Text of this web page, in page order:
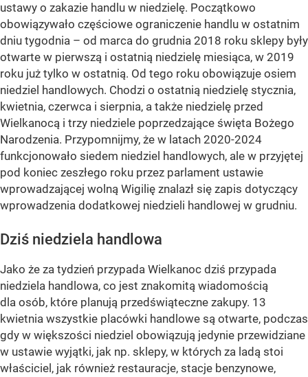
ustawy o zakazie handlu w niedzielę. Początkowo
obowiązywało częściowe ograniczenie handlu w ostatnim
dniu tygodnia – od marca do grudnia 2018 roku sklepy były
otwarte w pierwszą i ostatnią niedzielę miesiąca, w 2019
roku już tylko w ostatnią. Od tego roku obowiązuje osiem
niedziel handlowych. Chodzi o ostatnią niedzielę stycznia,
kwietnia, czerwca i sierpnia, a także niedzielę przed
Wielkanocą i trzy niedziele poprzedzające święta Bożego
Narodzenia. Przypomnijmy, że w latach 2020-2024
funkcjonowało siedem niedziel handlowych, ale w przyjętej
pod koniec zeszłego roku przez parlament ustawie
wprowadzającej wolną Wigilię znalazł się zapis dotyczący
wprowadzenia dodatkowej niedzieli handlowej w grudniu.
Dziś niedziela handlowa
Jako że za tydzień przypada Wielkanoc dziś przypada
niedziela handlowa, co jest znakomitą wiadomością
dla osób, które planują przedświąteczne zakupy. 13
kwietnia wszystkie placówki handlowe są otwarte, podczas
gdy w większości niedziel obowiązują jedynie przewidziane
w ustawie wyjątki, jak np. sklepy, w których za ladą stoi
właściciel, jak również restauracje, stacje benzynowe,